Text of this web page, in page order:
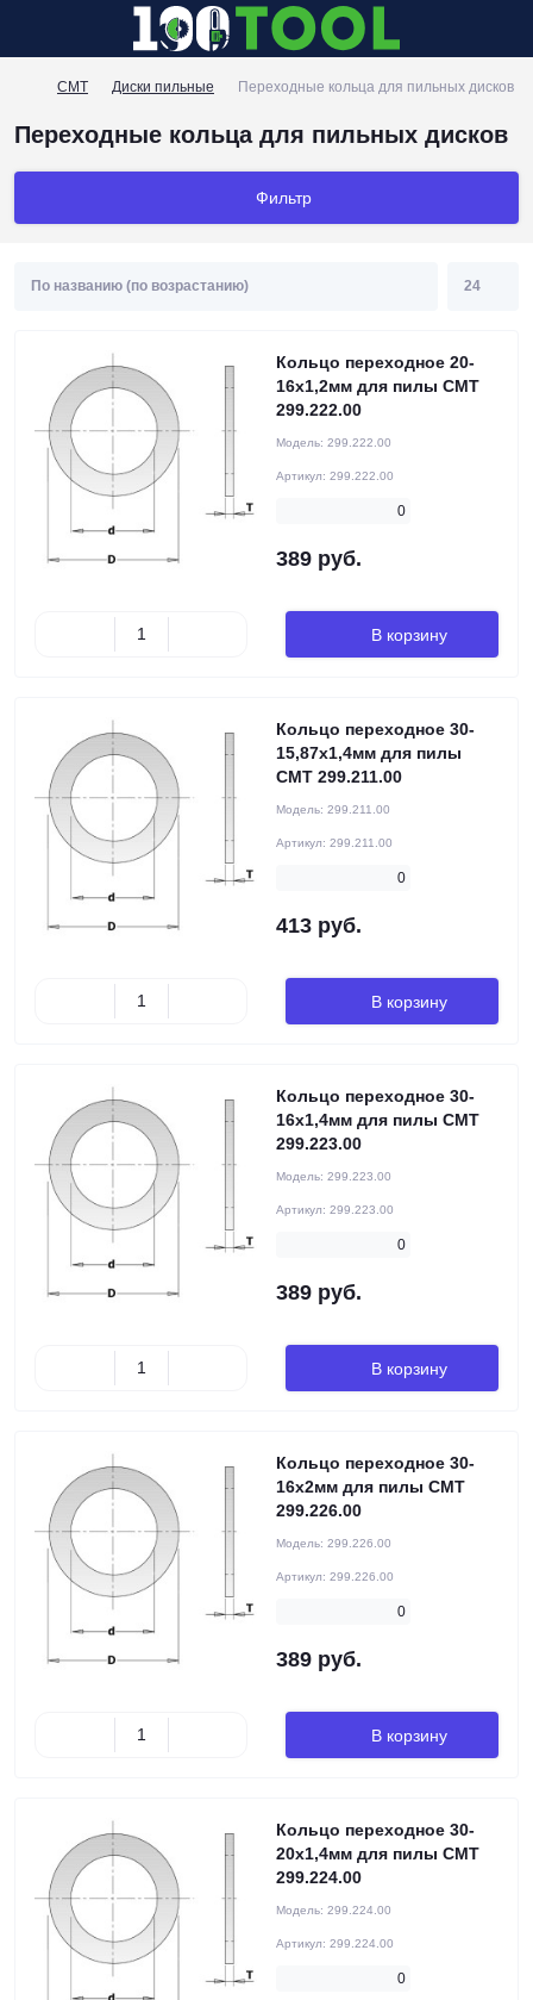
CMT Диски пильные Переходные кольца для пильных дисков
Переходные кольца для пильных дисков
Фильтр
Кольцо переходное 20-
16x1,2мм для пилы CMT
299.222.00
Модель: 299.222.00
Артикул: 299.222.00
0
389 руб.
В корзину
Кольцо переходное 30-
15,87x1,4мм для пилы
CMT 299.211.00
Модель: 299.211.00
Артикул: 299.211.00
0
413 руб.
В корзину
Кольцо переходное 30-
16x1,4мм для пилы CMT
299.223.00
Модель: 299.223.00
Артикул: 299.223.00
0
389 руб.
В корзину
Кольцо переходное 30-
16x2мм для пилы CMT
299.226.00
Модель: 299.226.00
Артикул: 299.226.00
0
389 руб.
В корзину
Кольцо переходное 30-
20x1,4мм для пилы CMT
299.224.00
Модель: 299.224.00
Артикул: 299.224.00
0